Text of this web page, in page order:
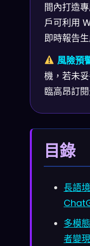
間內打造
戶可利用
即時報告生
風險預
機，若未
臨高昂訂
目錄
長語
多模
者變